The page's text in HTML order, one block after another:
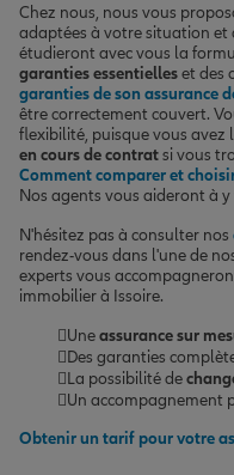
Chez nous, nous vous
adaptées à votre situation et
étudieront avec vous la
garanties essentielleset des
garanties de son assurance
être correctement couvert.
flexibilité, puisque vous avez
en cours de contratsi vous
Comment comparer et
Nos agents vous aideront à
N'hésitez pas à consulter nos
rendez-vous dans l'une de
experts vous
immobilier à Issoire.
Uneassurance sur
Des garanties
La possibilité de
Un accompagnement
Obtenir un tarif pour votre